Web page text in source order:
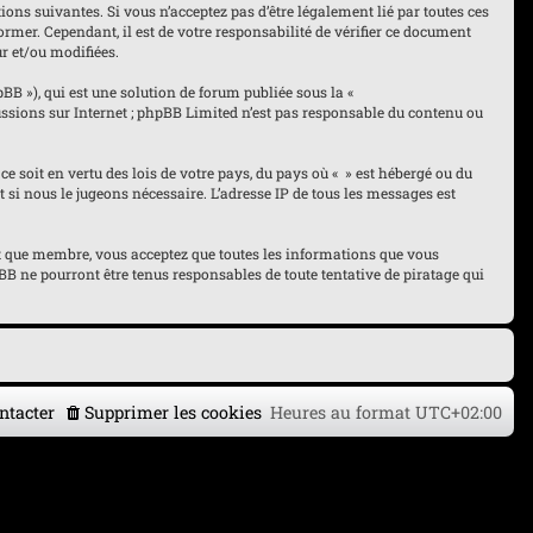
suivantes. Si vous n’acceptez pas d’être légalement lié par toutes ces
Cependant, il est de votre responsabilité de vérifier ce document
et/ou modifiées.
»), qui est une solution de forum publiée sous la «
sur Internet ; phpBB Limited n’est pas responsable du contenu ou
soit en vertu des lois de votre pays, du pays où « » est hébergé ou du
le jugeons nécessaire. L’adresse IP de tous les messages est
membre, vous acceptez que toutes les informations que vous
ne pourront être tenus responsables de toute tentative de piratage qui
Heures au format UTC+02:00
Supprimer les cookies